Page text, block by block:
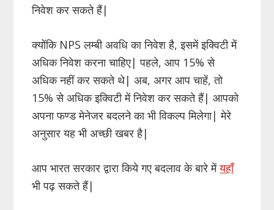
निवेश कर सकते हैं|
क्योंकि NPS लम्बी अवधि का निवेश है, इसमें इक्विटी में
अधिक निवेश करना चाहिए| पहले, आप 15% से
अधिक नहीं कर सकते थे| अब, अगर आप चाहें, तो
15% से अधिक इक्विटी में निवेश कर सकते हैं| आपको
अपना फण्ड मेनेजर बदलने का भी विकल्प मिलेगा| मेरे
अनुसार यह भी अच्छी खबर है|
आप भारत सरकार द्वारा किये गए बदलाव के बारे मेंयहाँ
भी पढ़ सकते हैं|